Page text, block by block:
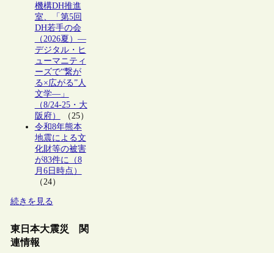
機構DH推進
室、「第5回
DH若手の会
（2026夏）―
デジタル・ヒ
ューマニティ
ーズで“繋が
る×広がる”人
文学―」
（8/24-25・大
阪府）
（25）
令和8年熊本
地震による文
化財等の被害
が83件に（8
月6日時点）
（24）
続きを見る
東日本大震災 関
連情報